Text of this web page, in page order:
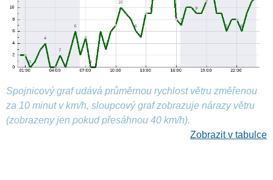
Spojnicový graf udává průměrnou rychlost větru změřenou
za 10 minut v km/h, sloupcový graf zobrazuje nárazy větru
(zobrazeny jen pokud přesáhnou 40 km/h).
Zobrazit v tabulce